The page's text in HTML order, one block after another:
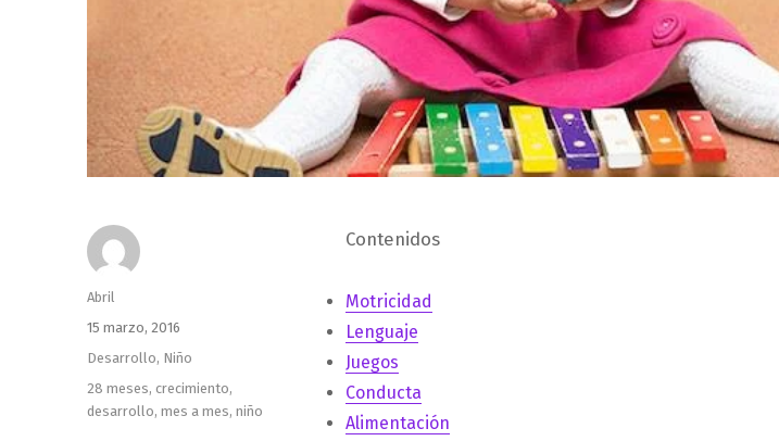
Contenidos
Motricidad
Lenguaje
Juegos
Conducta
Alimentación
Autor
Abril
Publicado
el
15 marzo, 2016
Categorías
Desarrollo, Niño
Etiquetas
28 meses,crecimiento,
desarrollo,mes a mes,niño